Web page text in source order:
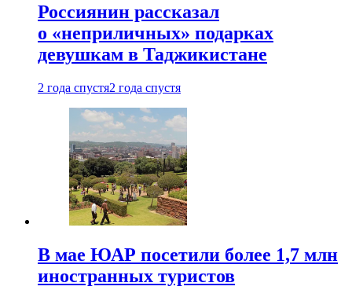
Россиянин рассказал
о «неприличных» подарках
девушкам в Таджикистане
2 года спустя2 года спустя
В мае ЮАР посетили более 1,7 млн
иностранных туристов